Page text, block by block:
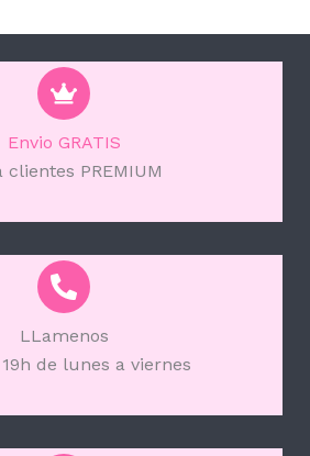
Envio GRATIS
clientes PREMIUM
LLamenos
de lunes a viernes